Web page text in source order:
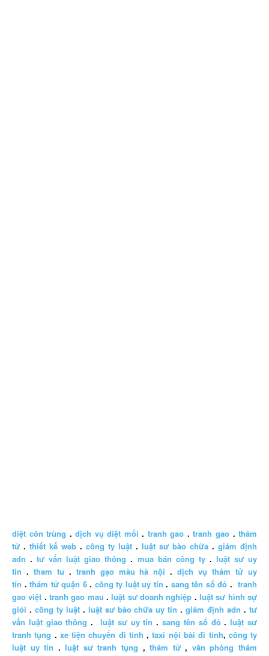
diệt côn trùng .dịch vụ diệt mối . tranh gao .tranh gao .thám
tử . thiết kế web . công ty luật . luật sư bào chữa . giám định
adn .tư vấn luật giao thông . mua bán công ty. luật sư uy
tín . tham tu . tranh gạo màu hà nội .dịch vụ thám tử uy
tín .thám tử quận 6. công ty luật uy tín . sang tên sổ đỏ .tranh
gao việt .tranh gao mau .luật sư doanh nghiệp .luật sư hình sự
giỏi . công ty luật. luật sư bào chữa uy tín .giám định adn .tư
vấn luật giao thông . luật sư uy tín .sang tên sổ đỏ.luật sư
tranh tụng . xe tiện chuyến đi tỉnh ,taxi nội bài đi tỉnh, công ty
luật uy tín .luật sư tranh tụng ,thám tử, văn phòng thám